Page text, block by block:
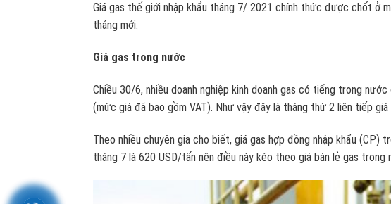
Giá gas thế giới nhập khẩu tháng 7/ 2021 chính thức được chốt ở
tháng mới.
Giá gas trong nước
Chiều 30/6, nhiều doanh nghiệp kinh doanh gas có tiếng trong
(mức giá đã bao gồm VAT). Như vậy đây là tháng thứ 2 liên tiếp
Theo nhiều chuyên gia cho biết, giá gas hợp đồng nhập khẩu
tháng 7 là 620 USD/tấn nên điều này kéo theo giá bán lẻ gas trong